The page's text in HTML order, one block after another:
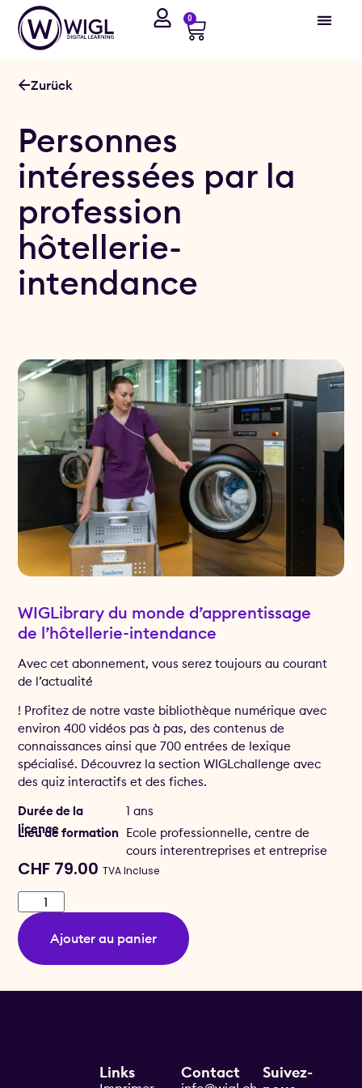
0
Zurück
Personnes
intéressées par la
profession
hôtellerie-
intendance
WIGLibrary du monde d’apprentissage
de l’hôtellerie-intendance
Avec cet abonnement, vous serez toujours au courant
de l’actualité
! Profitez de notre vaste bibliothèque numérique avec
environ 400 vidéos pas à pas, des contenus de
connaissances ainsi que 700 entrées de lexique
spécialisé. Découvrez la section WIGLchallenge avec
des quiz interactifs et des fiches.
Durée de la
licence
1 ans
Lieu de formation Ecole professionnelle, centre de
cours interentreprises et entreprise
CHF 79.00 TVA Incluse
Ajouter au panier
Contact
Links
Suivez-